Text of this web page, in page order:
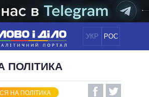
УКР РОС
НОВИНИ
ПОЛІТИКА
ОБIЦЯНКИ
ПОЛІТИКА
НА ПОЛІТИКА